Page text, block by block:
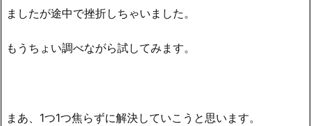
ましたが途中で挫折しちゃいました。
もうちょい調べながら試してみます。
まあ、1つ1つ焦らずに解決していこうと思います。